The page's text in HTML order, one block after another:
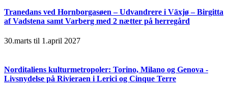
Tranedans ved Hornborgasøen – Udvandrere i Växjø – Birgitta
af Vadstena samt Varberg med 2 nætter på herregård
30.marts til 1.april 2027
Norditaliens kulturmetropoler: Torino, Milano og Genova -
Livsnydelse på Rivieraen i Lerici og Cinque Terre